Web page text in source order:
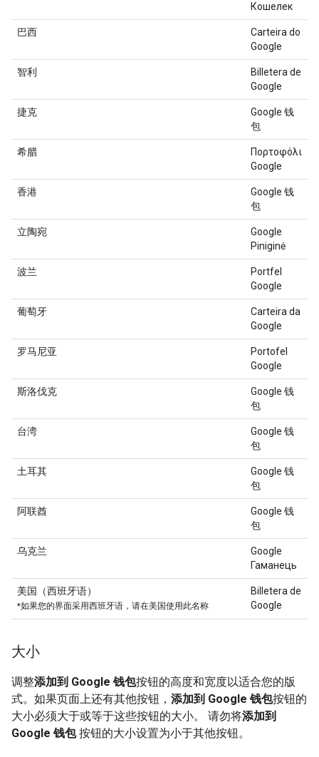
Кошелек
巴西
Carteira do
Google
智利
Billetera de
Google
捷克
Google 钱
包
希腊
Πορτοφόλι
Google
香港
Google 钱
包
立陶宛
Google
Piniginė
波兰
Portfel
Google
葡萄牙
Carteira da
Google
罗马尼亚
Portofel
Google
斯洛伐克
Google 钱
包
台湾
Google 钱
包
土耳其
Google 钱
包
阿联酋
Google 钱
包
乌克兰
Google
Гаманець
美国（西班牙语）
*如果您的界面采用西班牙语，请在美国使用此名称
Billetera de
Google
大小
调整添加到 Google 钱包按钮的高度和宽度以适合您的版
式。如果页面上还有其他按钮， 添加到 Google 钱包按钮的
大小必须大于或等于这些按钮的大小。 请勿将添加到
Google 钱包按钮的大小设置为小于其他按钮。